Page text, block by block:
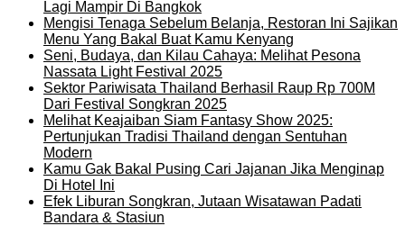
Lagi Mampir Di Bangkok
Mengisi Tenaga Sebelum Belanja, Restoran Ini Sajikan
Menu Yang Bakal Buat Kamu Kenyang
Seni, Budaya, dan Kilau Cahaya: Melihat Pesona
Nassata Light Festival 2025
Sektor Pariwisata Thailand Berhasil Raup Rp 700M
Dari Festival Songkran 2025
Melihat Keajaiban Siam Fantasy Show 2025:
Pertunjukan Tradisi Thailand dengan Sentuhan
Modern
Kamu Gak Bakal Pusing Cari Jajanan Jika Menginap
Di Hotel Ini
Efek Liburan Songkran, Jutaan Wisatawan Padati
Bandara & Stasiun